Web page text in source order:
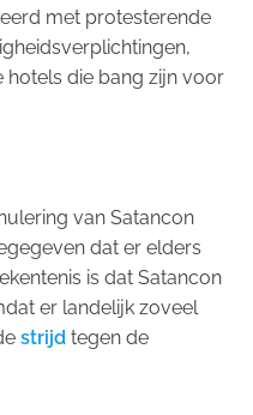
met protesterende
die bang zijn voor
van Satancon
dat er elders
is dat Satancon
er landelijk zoveel
strijd tegen de